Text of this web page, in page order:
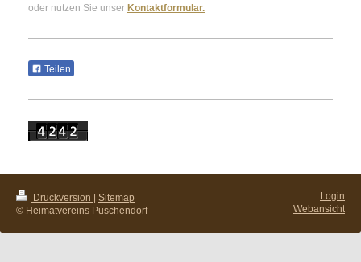
oder nutzen Sie unser Kontaktformular.
Teilen
Druckversion | Sitemap
© Heimatvereins Puschendorf
Login
Webansicht